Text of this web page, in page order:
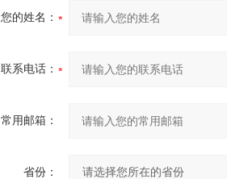
您的姓名：
联系电话：
常用邮箱：
省份：